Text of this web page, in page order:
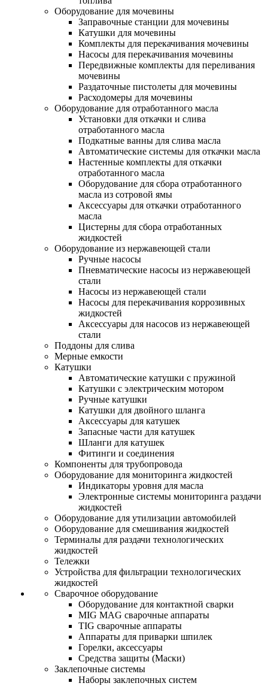
Оборудование для мочевины
Заправочные станции для мочевины
Катушки для мочевины
Комплекты для перекачивания мочевины
Насосы для перекачивания мочевины
Передвижные комплекты для переливания
мочевины
Раздаточные пистолеты для мочевины
Расходомеры для мочевины
Оборудование для отработанного масла
Установки для откачки и слива
отработанного масла
Подкатные ванны для слива масла
Автоматические системы для откачки масла
Настенные комплекты для откачки
отработанного масла
Оборудование для сбора отработанного
масла из сотровой ямы
Аксессуары для откачки отработанного
масла
Цистерны для сбора отработанных
жидкостей
Оборудование из нержавеющей стали
Ручные насосы
Пневматические насосы из нержавеющей
стали
Насосы из нержавеющей стали
Насосы для перекачивания коррозивных
жидкостей
Аксессуары для насосов из нержавеющей
стали
Поддоны для слива
Мерные емкости
Катушки
Автоматические катушки с пружиной
Катушки с электрическим мотором
Ручные катушки
Катушки для двойного шланга
Аксессуары для катушек
Запасные части для катушек
Шланги для катушек
Фитинги и соединения
Компоненты для трубопровода
Оборудование для мониторинга жидкостей
Индикаторы уровня для масла
Электронные системы мониторинга раздачи
жидкостей
Оборудование для утилизации автомобилей
Оборудование для смешивания жидкостей
Терминалы для раздачи технологических
жидкостей
Тележки
Устройства для фильтрации технологических
жидкостей
Сварочное оборудование
Оборудование для контактной сварки
MIG MAG сварочные аппараты
TIG сварочные аппараты
Аппараты для приварки шпилек
Горелки, аксессуары
Средства защиты (Маски)
Заклепочные системы
Наборы заклепочных систем